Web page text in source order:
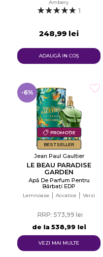
Ambery
1
248,99 lei
ADAUGĂ IN COŞ
PROMOȚIE
BESTSELLER
-6%
Jean Paul Gaultier
LE BEAU PARADISE
GARDEN
Apă De Parfum Pentru
Bărbați EDP
Lemnoase Acvatice Verzi
de la
RRP: 573,99 lei
538,99 lei
VEZI MAI MULTE